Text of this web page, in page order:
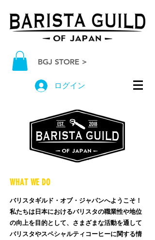
BGJ STORE >
ログイン
WHAT WE DO
バリスタギルド・オブ・ジャパンへようこそ！
私たちは日本におけるバリスタの職業性や地位
の向上を目的として、さまざまな活動を通して
バリスタやスペシャルティコーヒーに関する情